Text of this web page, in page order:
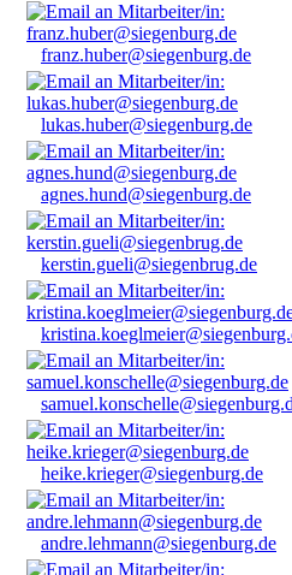
franz.huber@siegenburg.de
lukas.huber@siegenburg.de
agnes.hund@siegenburg.de
kerstin.gueli@siegenbrug.de
heike.krieger@siegenburg.de
andre.lehmann@siegenburg.de